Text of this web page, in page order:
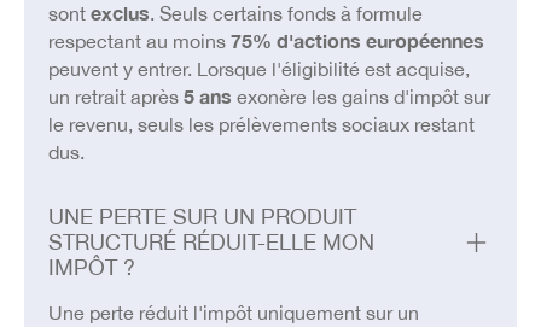
sont exclus . Seuls certains fonds à formule
respectant au moins 75% d'actions européennes
peuvent y entrer. Lorsque l'éligibilité est acquise,
un retrait après 5 ans exonère les gains d'impôt sur
le revenu, seuls les prélèvements sociaux restant
dus.
UNE PERTE SUR UN PRODUIT
STRUCTURÉ RÉDUIT-ELLE MON
IMPÔT ?
Une perte réduit l'impôt uniquement sur un